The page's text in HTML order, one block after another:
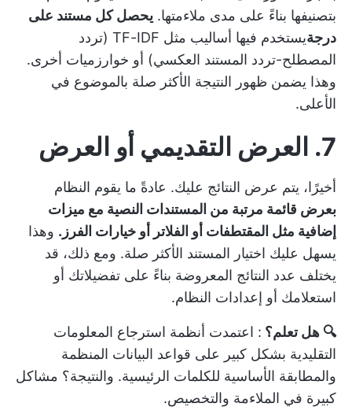
بتصنيفها بناءً على مدى ملاءمتها. يحصل كل مستند على
درجة
يستخدم فيها أساليب مثل TF-IDF (تردد
المصطلح-تردد المستند العكسي) أو خوارزميات أخرى.
وهذا يضمن ظهور النتيجة الأكثر صلة بالموضوع في
الأعلى.
7. العرض التقديمي أو العرض
أخيرًا، يتم عرض النتائج عليك. عادةً ما يقوم النظام
بعرض قائمة مرتبة من المستندات النصية مع ميزات
إضافية مثل المقتطفات أو الفلاتر أو خيارات الفرز. وهذا
يسهل عليك اختيار المستند الأكثر صلة. ومع ذلك، قد
يختلف عدد النتائج المعروضة بناءً على تفضيلاتك أو
استعلامك أو إعدادات النظام.
🔍 هل تعلم؟ : اعتمدت أنظمة استرجاع المعلومات
التقليدية بشكل كبير على قواعد البيانات المنظمة
والمطابقة الأساسية للكلمات الرئيسية. والنتيجة؟ مشاكل
كبيرة في الملاءمة والتخصيص.